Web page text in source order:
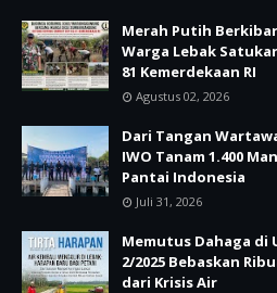
Merah Putih
Warga Lebak
81 Kemerdekaan RI
Agustus 02, 2026
Dari Tangan
IWO Tanam 1.400
Pantai Indonesia
Juli 31, 2026
Memutus Dahaga di
2/2025 Bebaskan
dari Krisis Air